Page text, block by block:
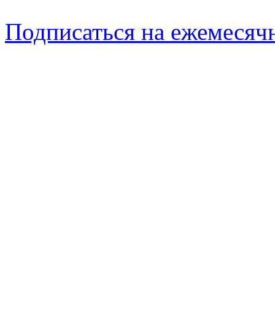
Подписаться на